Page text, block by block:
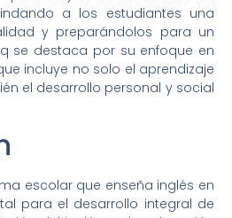
a los estudiantes una
y preparándolos para un
se destaca por su enfoque en
incluye no solo el aprendizaje
el desarrollo personal y social
escolar que enseña inglés en
para el desarrollo integral de